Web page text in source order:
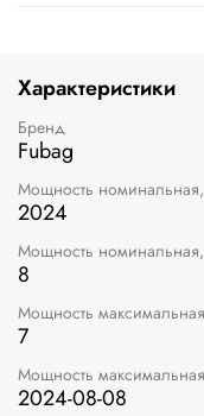
Характеристики
Бренд
Fubag
Мощность номинальная,
2024
Мощность
8
Мощность
7
Мощность
2024-08-08